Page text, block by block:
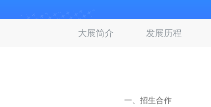
大展简介 发展历程
一、招生合作